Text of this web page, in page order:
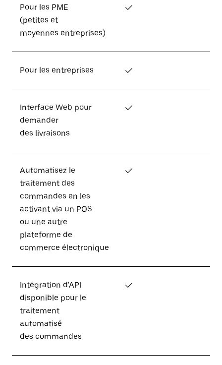
Pour les PME
(petites et
moyennes entreprises)
✓
Pour les entreprises ✓
Interface Web pour
demander
des livraisons
✓
Automatisez le
traitement des
commandes en les
activant via un POS
ou une autre
plateforme de
commerce électronique
✓
Intégration d'API
disponible pour le
traitement
automatisé
des commandes
✓